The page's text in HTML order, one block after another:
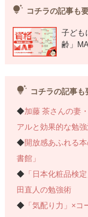
◆
【気になるあの人を
◆漢検準1級取得の
連載記事一覧へ
tips_and_updates コチラの記事も
子ども
齢」
tips_and_updates コチラの記事も
◆加藤 茶さんの妻
アルと効果的な勉
◆開放感あふれる
書館」
◆ 「日本化粧品検
田直人の勉強術
◆ 「気配り力」×